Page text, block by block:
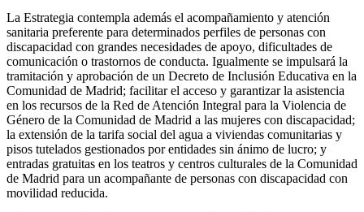
La Estrategia contempla además el acompañamiento y atención
sanitaria preferente para determinados perfiles de personas con
discapacidad con grandes necesidades de apoyo, dificultades de
comunicación o trastornos de conducta. Igualmente se impulsará la
tramitación y aprobación de un Decreto de Inclusión Educativa en la
Comunidad de Madrid; facilitar el acceso y garantizar la asistencia
en los recursos de la Red de Atención Integral para la Violencia de
Género de la Comunidad de Madrid a las mujeres con discapacidad;
la extensión de la tarifa social del agua a viviendas comunitarias y
pisos tutelados gestionados por entidades sin ánimo de lucro; y
entradas gratuitas en los teatros y centros culturales de la Comunidad
de Madrid para un acompañante de personas con discapacidad con
movilidad reducida.